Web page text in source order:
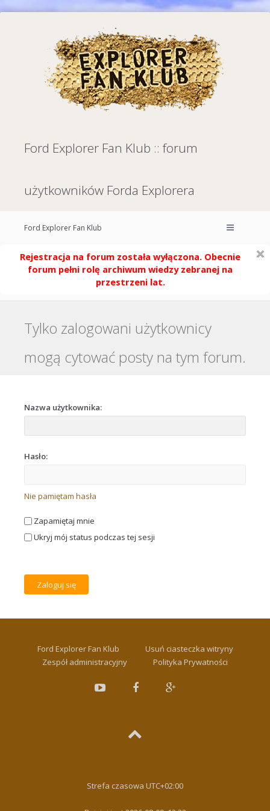
Ford Explorer Fan Klub :: forum
użytkowników Forda Explorera
Ford Explorer Fan Klub
Rejestracja na forum została wyłączona. Obecnie
forum pełni rolę archiwum wiedzy zebranej na
przestrzeni lat.
Tylko zalogowani użytkownicy
mogą cytować posty na tym forum.
Nazwa użytkownika:
Hasło:
Nie pamiętam hasła
Zapamiętaj mnie
Ukryj mój status podczas tej sesji
Ford Explorer Fan Klub
Usuń ciasteczka witryny
Zespół administracyjny
Polityka Prywatności
Strefa czasowa UTC+02:00